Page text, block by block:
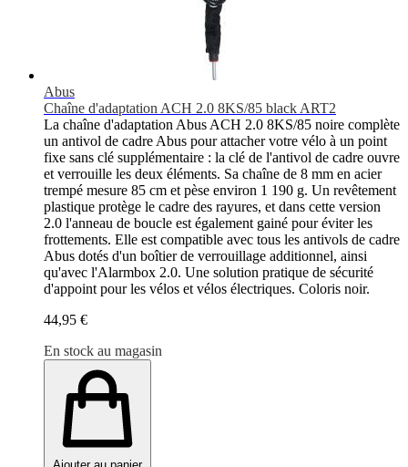
Abus
Chaîne d'adaptation ACH 2.0 8KS/85 black ART2
La chaîne d'adaptation Abus ACH 2.0 8KS/85 noire complète
un antivol de cadre Abus pour attacher votre vélo à un point
fixe sans clé supplémentaire : la clé de l'antivol de cadre ouvre
et verrouille les deux éléments. Sa chaîne de 8 mm en acier
trempé mesure 85 cm et pèse environ 1 190 g. Un revêtement
plastique protège le cadre des rayures, et dans cette version
2.0 l'anneau de boucle est également gainé pour éviter les
frottements. Elle est compatible avec tous les antivols de cadre
Abus dotés d'un boîtier de verrouillage additionnel, ainsi
qu'avec l'Alarmbox 2.0. Une solution pratique de sécurité
d'appoint pour les vélos et vélos électriques. Coloris noir.
44,95 €
En stock au magasin